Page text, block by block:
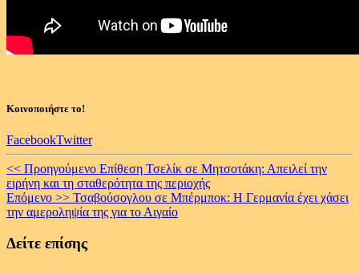
Κοινοποιήστε το!
FacebookTwitter
Continue
Reading
<< Προηγούμενο Επίθεση Τσελίκ σε Μητσοτάκη: Απειλεί την
ειρήνη και τη σταθερότητα της περιοχής
Επόμενο >> Τσαβούσογλου σε Μπέρμποκ: Η Γερμανία έχει χάσει
την αμεροληψία της για το Αιγαίο
Δείτε επίσης